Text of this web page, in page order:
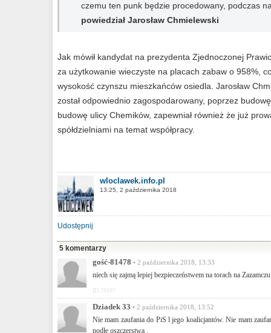
czemu ten punk będzie procedowany, podczas
powiedział Jarosław Chmielewski
Jak mówił kandydat na prezydenta Zjednoczonej
za użytkowanie wieczyste na placach zabaw o 958%,
wysokość czynszu mieszkańców osiedla. Jarosław
został odpowiednio zagospodarowany, poprzez
budowę ulicy Chemików, zapewniał również że już
spółdzielniami na temat współpracy.
wloclawek.info.pl
13:25, 2 października 2018
Udostępnij
5 komentarzy
gość-81478 • 2 października 2018, 13:33
niech się zajmą lepiej bezpieczeństwem na torach na
ID:79107
Dziadek 33 • 2 października 2018, 13:52
Nie mam zaufania do PiS l jego koalicjantów. Nie mam
podłe oszczerstwa .